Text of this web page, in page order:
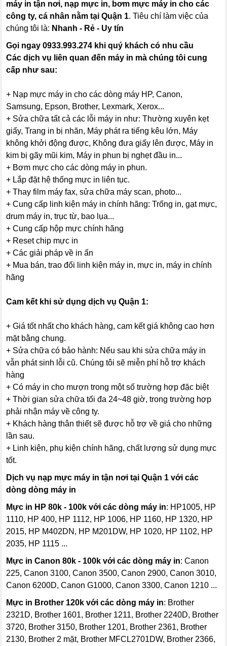
máy in tận nơi, nạp mực in, bơm mực máy in cho các
công ty, cá nhân nằm tại Quận 1. Tiêu chí làm việc của
chúng tôi là: Nhanh - Rẻ - Uy tín
Gọi ngay0933.993.274 khi quý khách có nhu cầu
Các dịch vụ liên quan đến máy in mà chúng tôi cung
cấp như sau:
+ Nạp mực máy in cho các dòng máy HP, Canon,
Samsung, Epson, Brother, Lexmark, Xerox...
+ Sửa chữa tất cả các lỗi máy in như: Thường xuyên kẹt
giấy, Trang in bị nhăn, Máy phát ra tiếng kêu lớn, Máy
không khởi động được, Không đưa giấy lên được, Máy in
kim bị gãy mũi kim, Máy in phun bị nghẹt đầu in...
+ Bơm mực cho các dòng máy in phun.
+ Lắp đặt hệ thống mực in liên tục.
+ Thay film máy fax, sửa chữa máy scan, photo...
+ Cung cấp linh kiện máy in chính hãng: Trống in, gạt mực,
drum máy in, trục từ, bao lụa...
+ Cung cấp hộp mực chính hãng
+ Reset chip mực in
+ Các giải pháp về in ấn
+ Mua bán, trao đổi linh kiện máy in, mực in, máy in chính
hãng
Cam kết khi sử dụng dịch vụ Quận 1:
+ Giá tốt nhất cho khách hàng, cam kết giá không cao hơn
mặt bằng chung.
+ Sửa chữa có bảo hành: Nếu sau khi sửa chữa máy in
vẫn phát sinh lỗi cũ. Chúng tôi sẽ miễn phí hỗ trợ khách
hàng
+ Có máy in cho mượn trong một số trường hợp đặc biệt
+ Thời gian sửa chữa tối đa 24~48 giờ, trong trường hợp
phải nhận máy về công ty.
+ Khách hàng thân thiết sẽ được hỗ trợ về giá cho những
lần sau.
+ Linh kiện, phụ kiện chính hãng, chất lượng sử dụng mực
tốt.
Dịch vụ nạp mực máy in tận nơi tại Quận 1 với các
dòng dòng máy in
Mực in HP 80k - 100k với các dòng máy in: HP1005, HP
1110, HP 400, HP 1112, HP 1006, HP 1160, HP 1320, HP
2015, HP M402DN, HP M201DW, HP 1020, HP 1102, HP
2035, HP 1115 ...
Mực in Canon80k - 100k với các dòng máy in: Canon
225, Canon 3100, Canon 3500, Canon 2900, Canon 3010,
Canon 6200D, Canon G1000, Canon 3300, Canon 1210 ...
Mực in Brother 120k với các dòng máy in: Brother
2321D, Brother 1601, Brother 1211, Brother 2240D, Brother
3720, Brother 3150, Brother 1201, Brother 2361, Brother
2130, Brother 2 mặt, Brother MFCL2701DW, Brother 2366,